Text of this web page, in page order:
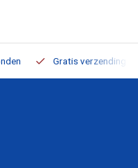
Gratis verzending